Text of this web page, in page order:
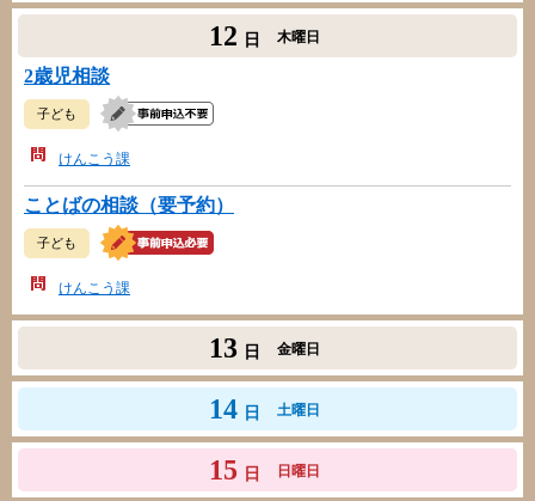
12 日 木曜日
2歳児相談
子ども
けんこう課
ことばの相談（要予約）
子ども
けんこう課
13 日 金曜日
14 日 土曜日
15 日 日曜日